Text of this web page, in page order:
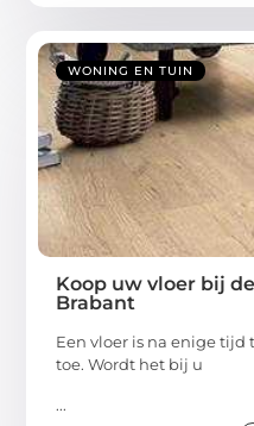
WONING EN TUIN
Koop uw vloer bij
Brabant
Een vloer is na enige
toe. Wordt het bij u
...